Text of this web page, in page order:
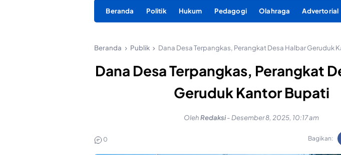
Beranda Politik Hukum Pedagogi Olahraga Advertorial
Beranda Publik Dana Desa Terpangkas, Perangkat Desa Halbar Geruduk
Dana Desa Terpangkas, Perangkat
Geruduk Kantor Bupati
OlehRedaksi- Desember 8, 2025, 10:17 am
0 Bagikan: